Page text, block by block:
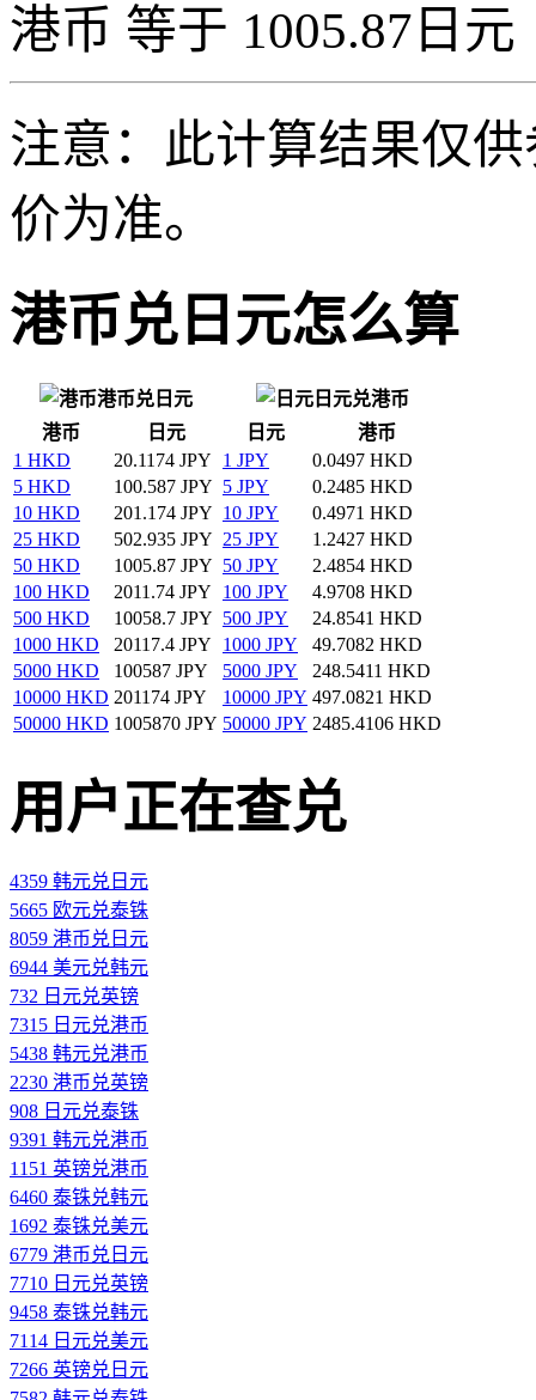
港币 等于 1005.87日元
注意：此计算结果仅
价为准。
港币兑日元怎么算
港币兑日元
日元兑港币
港币
日元 日元
港币
1 HKD
20.1174 JPY 1 JPY
0.0497 HKD
5 HKD
100.587 JPY 5 JPY
0.2485 HKD
10 HKD
201.174 JPY 10 JPY
0.4971 HKD
25 HKD
502.935 JPY 25 JPY
1.2427 HKD
50 HKD
1005.87 JPY 50 JPY
2.4854 HKD
100 HKD
2011.74 JPY 100 JPY
4.9708 HKD
500 HKD
10058.7 JPY 500 JPY
24.8541 HKD
1000 HKD
20117.4 JPY 1000 JPY
49.7082 HKD
5000 HKD
100587 JPY 5000 JPY
248.5411 HKD
10000 HKD 201174 JPY 10000 JPY 497.0821 HKD
50000 HKD 1005870 JPY 50000 JPY 2485.4106 HKD
用户正在查兑
4359 韩元兑日元
5665 欧元兑泰铢
8059 港币兑日元
6944 美元兑韩元
732 日元兑英镑
7315 日元兑港币
5438 韩元兑港币
2230 港币兑英镑
908 日元兑泰铢
9391 韩元兑港币
1151 英镑兑港币
6460 泰铢兑韩元
1692 泰铢兑美元
6779 港币兑日元
7710 日元兑英镑
9458 泰铢兑韩元
7114 日元兑美元
7266 英镑兑日元